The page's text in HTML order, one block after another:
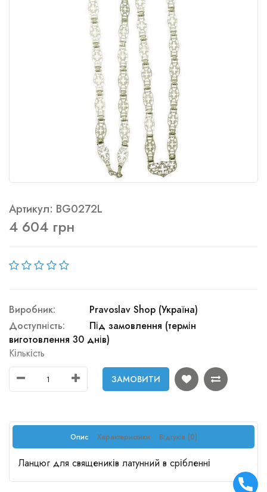
Артикул: BG0272L
4 604 грн
Виробник:
Pravoslav Shop (Україна)
Доступність:
Під замовлення (термін
виготовлення 30 днів)
Кількість
ЗАМОВИТИ
Опис Характеристики Відгуків (0)
Ланцюг для священиків латунний в срібленні